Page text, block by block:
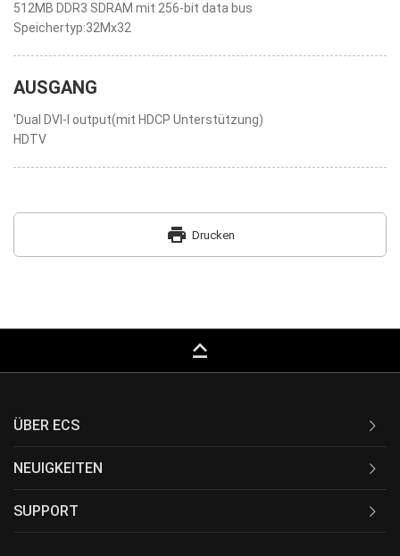
512MB DDR3 SDRAM mit 256-bit data bus
Speichertyp:32Mx32
AUSGANG
'Dual DVI-I output(mit HDCP Unterstützung)
HDTV
print Drucken
keyboard_capslock
ÜBER ECS
NEUIGKEITEN
SUPPORT